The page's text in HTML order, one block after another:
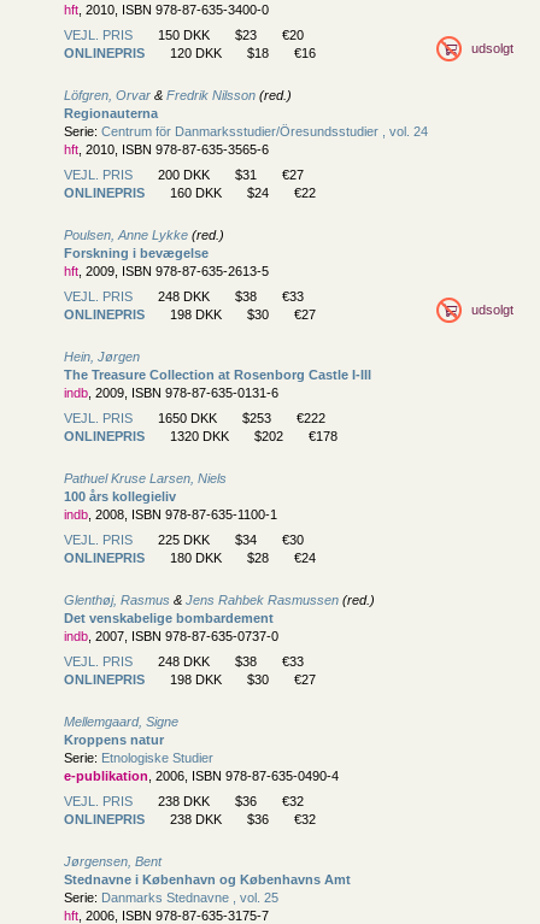
hft , 2010, ISBN 978-87-635-3400-0
VEJL. PRIS
150 DKK $23
€20
ONLINEPRIS
120 DKK $18 €16 udsolgt
Löfgren, Orvar & Fredrik Nilsson (red.)
Regionauterna
Serie: Centrum för Danmarksstudier/Öresundsstudier , vol. 24
hft , 2010, ISBN 978-87-635-3565-6
VEJL. PRIS
200 DKK $31
€27
ONLINEPRIS
160 DKK $24 €22
Poulsen, Anne Lykke (red.)
Forskning i bevægelse
hft , 2009, ISBN 978-87-635-2613-5
VEJL. PRIS
248 DKK $38
€33
ONLINEPRIS
198 DKK $30 €27 udsolgt
Hein, Jørgen
The Treasure Collection at Rosenborg Castle I-III
indb , 2009, ISBN 978-87-635-0131-6
VEJL. PRIS
1650 DKK $253
€222
ONLINEPRIS
1320 DKK $202 €178
Pathuel Kruse Larsen, Niels
100 års kollegieliv
indb , 2008, ISBN 978-87-635-1100-1
VEJL. PRIS
225 DKK $34
€30
ONLINEPRIS
180 DKK $28 €24
Glenthøj, Rasmus & Jens Rahbek Rasmussen (red.)
Det venskabelige bombardement
indb , 2007, ISBN 978-87-635-0737-0
VEJL. PRIS
248 DKK $38
€33
ONLINEPRIS
198 DKK $30 €27
Mellemgaard, Signe
Kroppens natur
Serie: Etnologiske Studier
e-publikation , 2006, ISBN 978-87-635-0490-4
VEJL. PRIS
238 DKK $36
€32
ONLINEPRIS
238 DKK $36 €32
Jørgensen, Bent
Stednavne i København og Københavns Amt
Serie: Danmarks Stednavne , vol. 25
hft , 2006, ISBN 978-87-635-3175-7